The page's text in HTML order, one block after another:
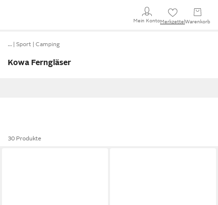
Mein KontoMerkzettel Warenkorb
… Sport Camping
Kowa Ferngläser
30 Produkte